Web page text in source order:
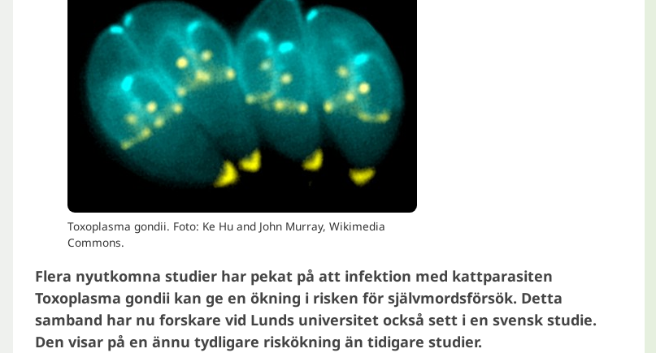
Toxoplasma gondii. Foto: Ke Hu and John Murray, Wikimedia
Commons.
Flera nyutkomna studier har pekat på att infektion med kattparasiten
Toxoplasma gondii kan ge en ökning i risken för självmordsförsök. Detta
samband har nu forskare vid Lunds universitet också sett i en svensk studie.
Den visar på en ännu tydligare riskökning än tidigare studier.